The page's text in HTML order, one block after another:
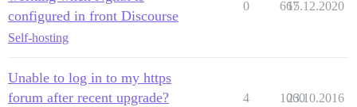
configured in front Discourse
Self-hosting
0 667
15.12.2020
Unable to log in to my https
forum after recent upgrade?
4 1060
23.10.2016